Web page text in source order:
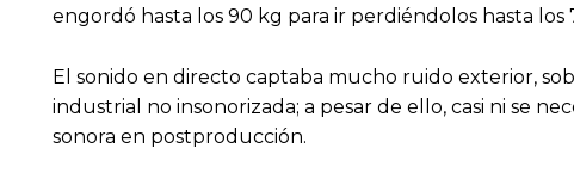
engordó hasta los 90 kg para ir perdiéndolos hasta
El sonido en directo captaba mucho ruido exterior,
industrial no insonorizada; a pesar de ello, casi ni se
sonora en postproducción.